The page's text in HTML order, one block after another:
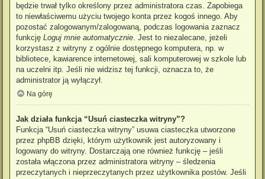
będzie trwał tylko określony przez administratora czas. Zapobiega
to niewłaściwemu użyciu twojego konta przez kogoś innego. Aby
pozostać zalogowanym/zalogowaną, podczas logowania zaznacz
funkcję Loguj mnie automatycznie . Jest to niezalecane, jeżeli
korzystasz z witryny z ogólnie dostępnego komputera, np. w
bibliotece, kawiarence internetowej, sali komputerowej w szkole lub
na uczelni itp. Jeśli nie widzisz tej funkcji, oznacza to, że
administrator ją wyłączył.
Na górę
Jak działa funkcja “Usuń ciasteczka witryny”?
Funkcja “Usuń ciasteczka witryny” usuwa ciasteczka utworzone
przez phpBB dzięki, którym użytkownik jest autoryzowany i
logowany do witryny. Dostarczają one również funkcję – jeśli
została włączona przez administratora witryny – śledzenia
przeczytanych i nieprzeczytanych przez użytkownika postów. Jeśli